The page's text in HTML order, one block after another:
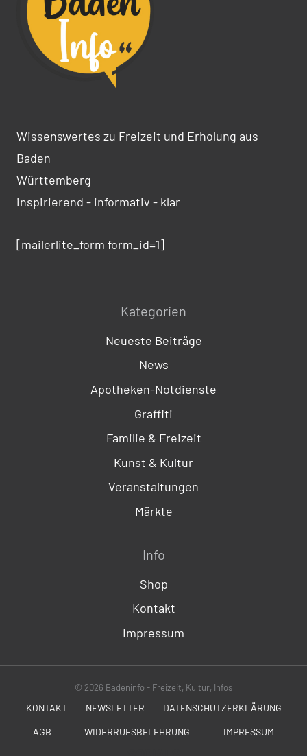
Wissenswertes zu Freizeit und Erholung aus
Baden
Württemberg
inspirierend - informativ - klar
[mailerlite_form form_id=1]
Kategorien
Neueste Beiträge
News
Apotheken-Notdienste
Graffiti
Familie & Freizeit
Kunst & Kultur
Veranstaltungen
Märkte
Info
Shop
Kontakt
Impressum
© 2026 Badeninfo - Freizeit, Kultur, Infos
KONTAKT NEWSLETTER DATENSCHUTZERKLÄRUNG
AGB WIDERRUFSBELEHRUNG IMPRESSUM